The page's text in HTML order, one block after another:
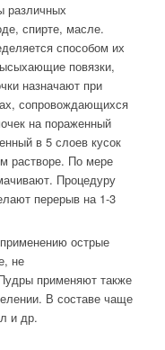
различных
спирте, масле.
способом их
повязки,
назначают при
сопровождающихся
на пораженный
в 5 слоев кусок
растворе. По мере
Процедуру
перерыв на 1-3
острые
не
применяют также
В составе чаще
и др.